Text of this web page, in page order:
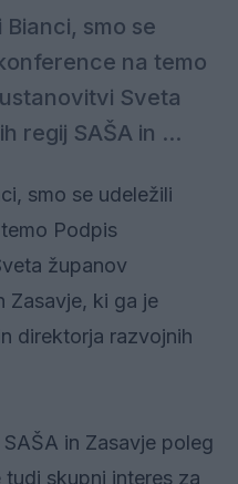
Bianci, smo se
na temo
Sveta
regij SAŠA in ...
smo se udeležili
Podpis
županov
Zasavje, ki ga je
direktorja razvojnih
in Zasavje poleg
skupni interes za